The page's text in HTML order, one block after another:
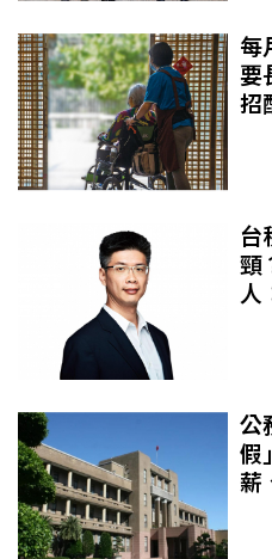
每
要
招
台
頸
人
公
假
薪